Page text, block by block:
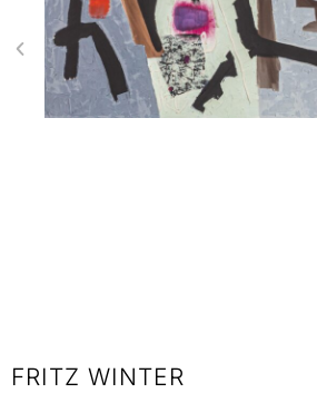
FRITZ WINTER